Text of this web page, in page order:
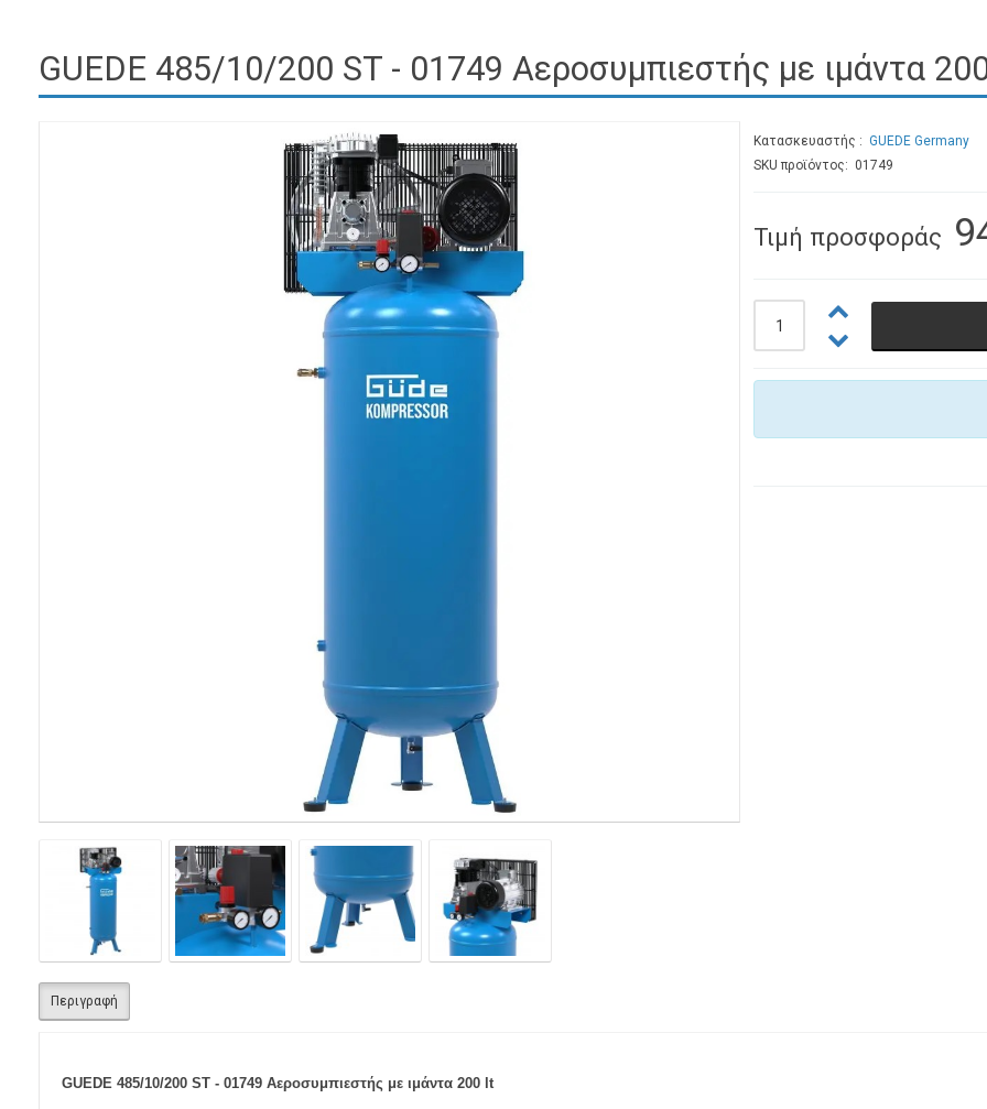
GUEDE 485/10/200 ST - 01749 Αεροσυμπιεστής με ιμάντα
Κατασκευαστής
GUEDE Germany
SKU προϊόντος: 01749
Τιμή προσφοράς
Περιγραφή
GUEDE 485/10/200 ST - 01749 Αεροσυμπιεστής με ιμάντα 200 lt